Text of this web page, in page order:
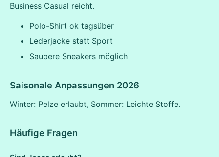
Business Casual reicht.
Polo-Shirt ok tagsüber
Lederjacke statt Sport
Saubere Sneakers möglich
Saisonale Anpassungen 2026
Winter: Pelze erlaubt, Sommer: Leichte Stoffe.
Häufige Fragen